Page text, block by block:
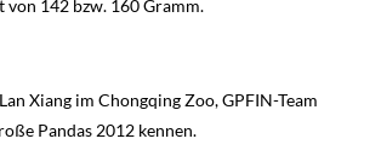
von 142 bzw. 160 Gramm.
Xiang im Chongqing Zoo, GPFIN-Team
Pandas 2012 kennen.